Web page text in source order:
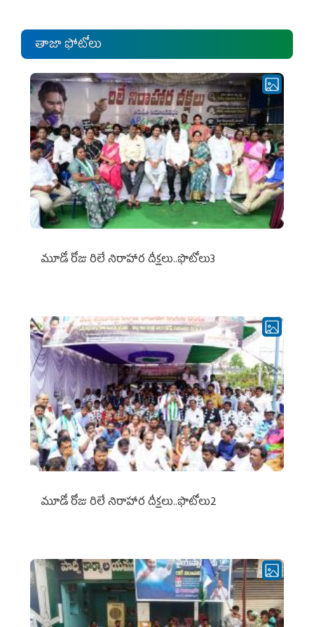
తాజా ఫోటోలు
మూడో రోజు రిలే నిరాహార దీక్షలు..ఫొటోలు3
మూడో రోజు రిలే నిరాహార దీక్షలు..ఫొటోలు2